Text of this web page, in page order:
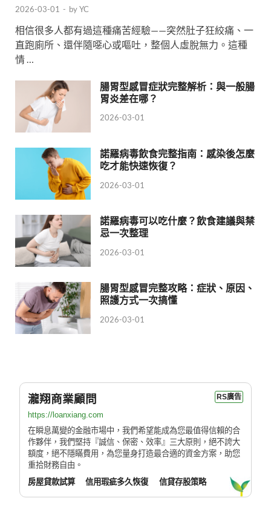
2026-03-01 - byYC
相信很多人都有過這種痛苦經驗——突然肚子狂絞痛、一
直跑廁所、還伴隨噁心或嘔吐，整個人虛脫無力。這種
情 …
腸胃型感冒症狀完整解析：與一般腸
胃炎差在哪？
2026-03-01
諾羅病毒飲食完整指南：感染後怎麼
吃才能快速恢復？
2026-03-01
諾羅病毒可以吃什麼？飲食建議與禁
忌一次整理
2026-03-01
腸胃型感冒完整攻略：症狀、原因、
照護方式一次搞懂
2026-03-01
瀧翔商業顧問 RS廣告
https://loanxiang.com
在瞬息萬變的金融市場中，我們希望能成為您最值得信賴的合
作夥伴，我們堅持『誠信、保密、效率』三大原則，絕不誇大
額度，絕不隱瞞費用，為您量身打造最合適的資金方案，助您
重拾財務自由。
房屋貸款試算
信用瑕疵多久恢復 信貸存股策略